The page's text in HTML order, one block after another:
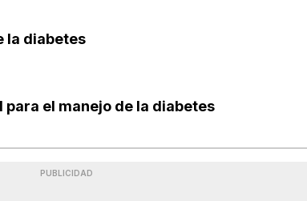
la diabetes
el manejo de la diabetes
PUBLICIDAD